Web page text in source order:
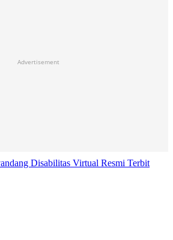
Advertisement
Disabilitas Virtual Resmi Terbit